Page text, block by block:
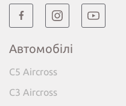
Автомобілі
C5 Aircross
C3 Aircross